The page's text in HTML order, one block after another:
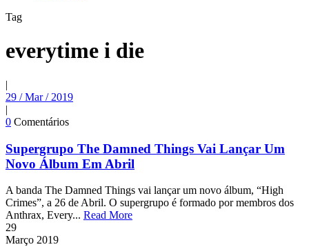
Tag
everytime i die
|
29 / Mar / 2019
|
0 Comentários
Supergrupo The Damned Things Vai Lançar Um
Novo Álbum Em Abril
A banda The Damned Things vai lançar um novo álbum, “High
Crimes”, a 26 de Abril. O supergrupo é formado por membros dos
Anthrax, Every... Read More
29
Março 2019